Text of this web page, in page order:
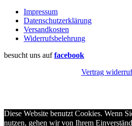
Impressum
Datenschutzerklärung
Versandkosten
Widerrufsbelehrung
besucht uns auffacebook
Vertrag
Diese Website benutzt Cookies. Wenn
nutzen, gehen wir von Ihrem